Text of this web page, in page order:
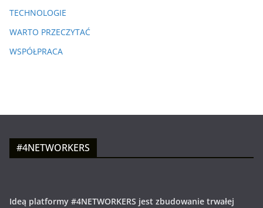
TECHNOLOGIE
WARTO PRZECZYTAĆ
WSPÓŁPRACA
#4NETWORKERS
Ideą platformy #4NETWORKERS jest zbudowanie trwałej